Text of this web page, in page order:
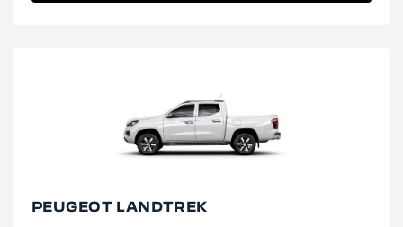
PEUGEOT LANDTREK